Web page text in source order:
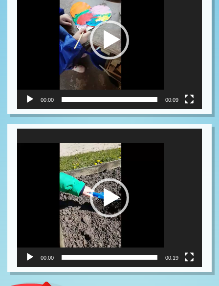
00:00 00:09
Player
00:00 00:19